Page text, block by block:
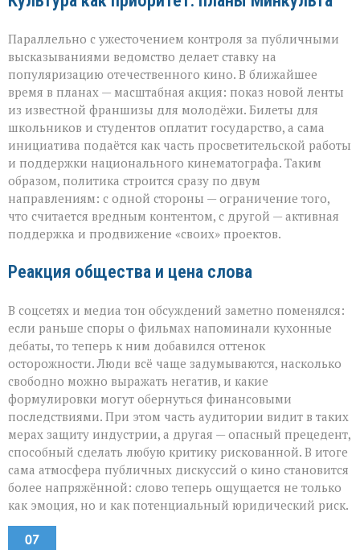
Параллельно с ужесточением контроля за публичными
высказываниями ведомство делает ставку на
популяризацию отечественного кино. В ближайшее
время в планах — масштабная акция: показ новой ленты
из известной франшизы для молодёжи. Билеты для
школьников и студентов оплатит государство, а сама
инициатива подаётся как часть просветительской работы
и поддержки национального кинематографа. Таким
образом, политика строится сразу по двум
направлениям: с одной стороны — ограничение того,
что считается вредным контентом, с другой — активная
поддержка и продвижение «своих» проектов.
Реакция общества и цена слова
В соцсетях и медиа тон обсуждений заметно поменялся:
если раньше споры о фильмах напоминали кухонные
дебаты, то теперь к ним добавился оттенок
осторожности. Люди всё чаще задумываются, насколько
свободно можно выражать негатив, и какие
формулировки могут обернуться финансовыми
последствиями. При этом часть аудитории видит в таких
мерах защиту индустрии, а другая — опасный прецедент,
способный сделать любую критику рискованной. В итоге
сама атмосфера публичных дискуссий о кино становится
более напряжённой: слово теперь ощущается не только
как эмоция, но и как потенциальный юридический риск.
07